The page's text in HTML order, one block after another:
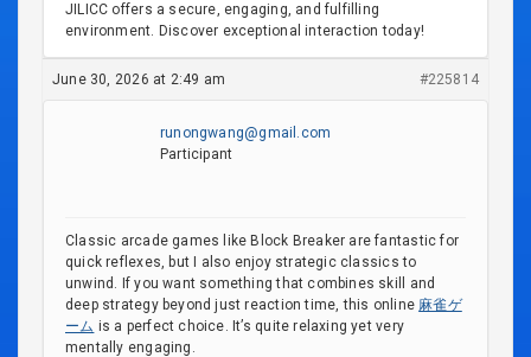
JILICC offers a secure, engaging, and fulfilling
environment. Discover exceptional interaction today!
June 30, 2026 at 2:49 am #225814
runongwang@gmail.com
Participant
Classic arcade games like Block Breaker are fantastic for
quick reflexes, but I also enjoy strategic classics to
unwind. If you want something that combines skill and
deep strategy beyond just reaction time, this online 麻雀ゲ
ーム is a perfect choice. It’s quite relaxing yet very
mentally engaging.